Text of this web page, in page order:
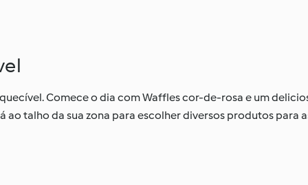
Comece o dia com Waffles cor-de-rosa e um
talho da sua zona para escolher diversos produtos para